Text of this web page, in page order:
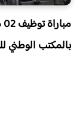
بالمكتب الوطني للسكك